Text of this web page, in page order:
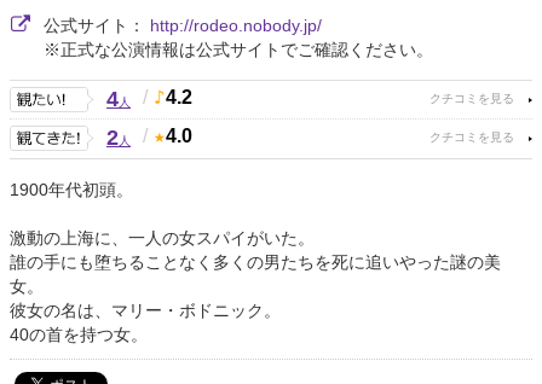
公式サイト： http://rodeo.nobody.jp/
※正式な公演情報は公式サイトでご確認ください。
4人 / 4.2
2人 / 4.0
1900年代初頭。
激動の上海に、一人の女スパイがいた。
誰の手にも堕ちることなく多くの男たちを死に追いやった謎の美
女。
彼女の名は、マリー・ボドニック。
40の首を持つ女。